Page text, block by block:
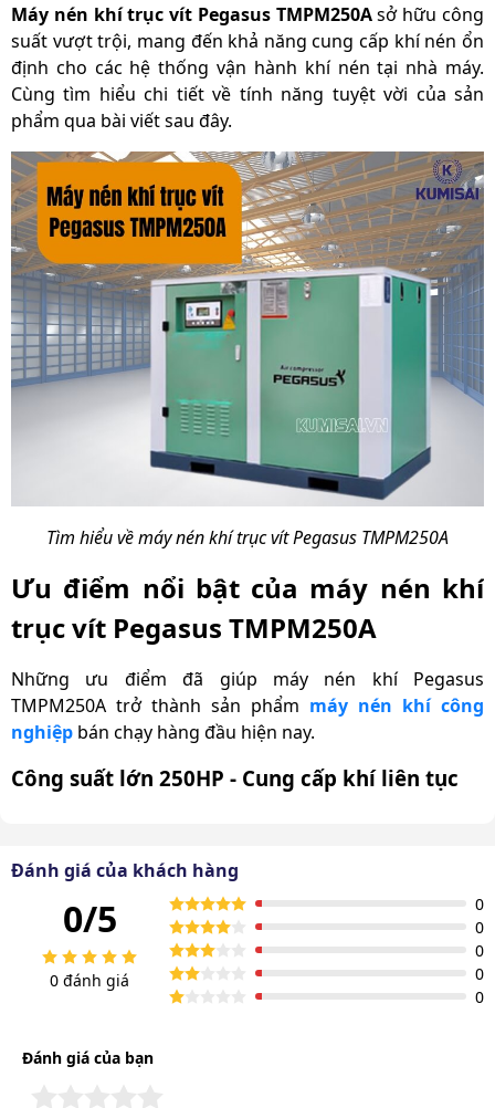
Máy nén khí trục vít Pegasus TMPM250Asở hữu công
suất vượt trội, mang đến khả năng cung cấp khí nén ổn
định cho các hệ thống vận hành khí nén tại nhà máy.
Cùng tìm hiểu chi tiết về tính năng tuyệt vời của sản
phẩm qua bài viết sau đây.
Tìm hiểu về máy nén khí trục vít Pegasus TMPM250A
Ưu điểm nổi bật của máy nén khí
trục vít Pegasus TMPM250A
Những ưu điểm đã giúp máy nén khí Pegasus
TMPM250A trở thành sản phẩm máy nén khí công
nghiệp bán chạy hàng đầu hiện nay.
Công suất lớn 250HP - Cung cấp khí liên tục
tục trong các dây chuyền sản xuất lớn tại các nhà máy, xí
nghiệp.
Nhờ công suất cao, máy tạo ra lưu lượng khí 30800
lít/phút, đảm bảo quá trình nén khí diễn ra nhanh và ổn
định. Lưu lượng cao giúp tránh gián đoạn công việc,
hoạt động sản xuất.
Đánh giá của khách hàng
0/5
0 đánh giá
0
0
0
0
0
Đánh giá của bạn